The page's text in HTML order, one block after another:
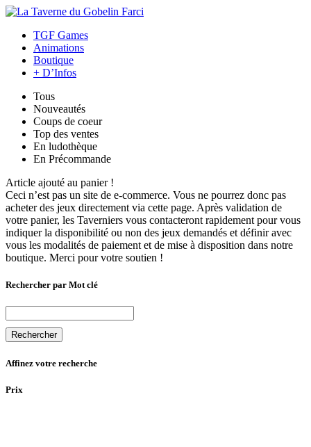
TGF Games
Animations
Boutique
+ D’Infos
Tous
Nouveautés
Coups de coeur
Top des ventes
En ludothèque
En Précommande
Article ajouté au panier !
Ceci n’est pas un site de e-commerce. Vous ne pourrez donc pas
acheter des jeux directement via cette page. Après validation de
votre panier, les Taverniers vous contacteront rapidement pour vous
indiquer la disponibilité ou non des jeux demandés et définir avec
vous les modalités de paiement et de mise à disposition dans notre
boutique. Merci pour votre soutien !
Rechercher par Mot clé
Rechercher
Affinez votre recherche
Prix